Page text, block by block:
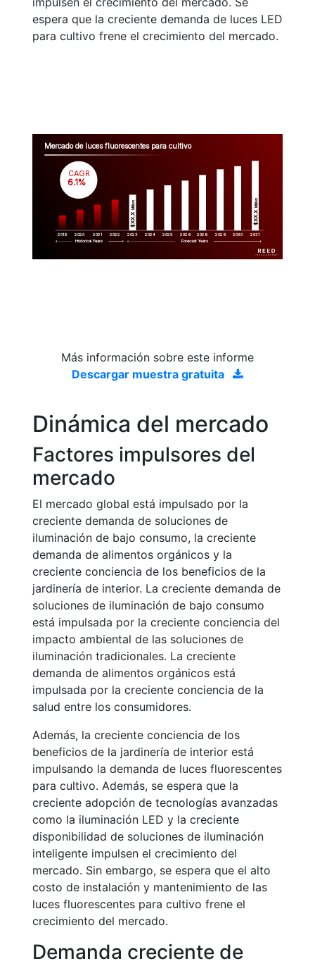
espera que la creciente demanda de luces LED
para cultivo frene el crecimiento del mercado.
Mercado de luces fluorescentes para cultivo
2019 2020 2021 2022 2023 2024 2025 2026 2028 2029 2030 2031
$XX.X
Million
$XX.X
Million
CAGR
6.1%
Historical Years Forecast Years
Más información sobre este informe
Descargar muestra gratuita
Dinámica del mercado
Factores impulsores del
mercado
El mercado global está impulsado por la
creciente demanda de soluciones de
iluminación de bajo consumo, la creciente
demanda de alimentos orgánicos y la
creciente conciencia de los beneficios de la
jardinería de interior. La creciente demanda de
soluciones de iluminación de bajo consumo
está impulsada por la creciente conciencia del
impacto ambiental de las soluciones de
iluminación tradicionales. La creciente
demanda de alimentos orgánicos está
impulsada por la creciente conciencia de la
salud entre los consumidores.
Además, la creciente conciencia de los
beneficios de la jardinería de interior está
impulsando la demanda de luces fluorescentes
para cultivo. Además, se espera que la
creciente adopción de tecnologías avanzadas
como la iluminación LED y la creciente
disponibilidad de soluciones de iluminación
inteligente impulsen el crecimiento del
mercado. Sin embargo, se espera que el alto
costo de instalación y mantenimiento de las
luces fluorescentes para cultivo frene el
crecimiento del mercado.
Demanda creciente de